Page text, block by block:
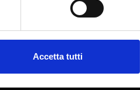
Accetta tutti